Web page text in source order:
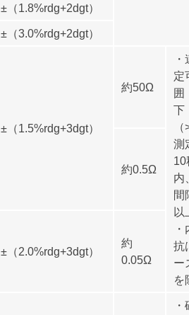
±（1.8%rdg+2dgt）
±（3.0%rdg+2dgt）
±（1.5%rdg+3dgt）
約50Ω
定
囲
下
測
10
内
間
以
抗
ー
を
約0.5Ω
±（2.0%rdg+3dgt）
約
0.05Ω